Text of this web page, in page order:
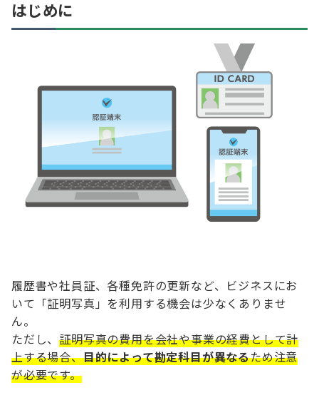
はじめに
履歴書や社員証、各種免許の更新など、ビジネスにお
いて「証明写真」を利用する機会は少なくありませ
ん。
ただし、証明写真の費用を会社や事業の経費として計
上する場合、目的によって勘定科目が異なるため注意
が必要です。